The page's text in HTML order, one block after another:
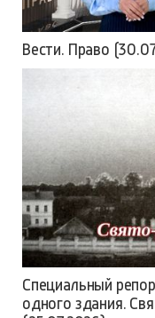
Вести. Право
Специальный
одного здания.